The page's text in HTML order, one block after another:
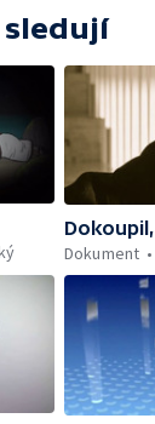
sledují
Dokument